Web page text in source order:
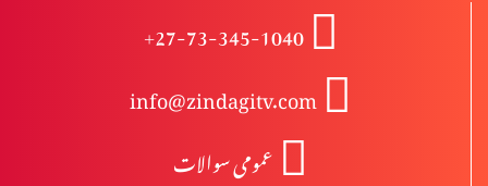
درد سے پاک راستے کے خطرات (1-2)
یسوع کی تمثیلیں: خود کو پرکھنا (2-2)
+27-73-345-1040
info@zindagitv.com
عمومی سوالات